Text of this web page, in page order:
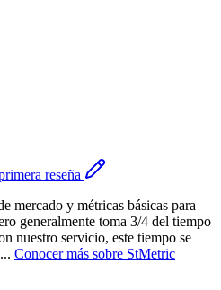
reseña
mercado y métricas básicas para
generalmente toma 3/4 del tiempo
nuestro servicio, este tiempo se
... Conocer más sobre StMetric